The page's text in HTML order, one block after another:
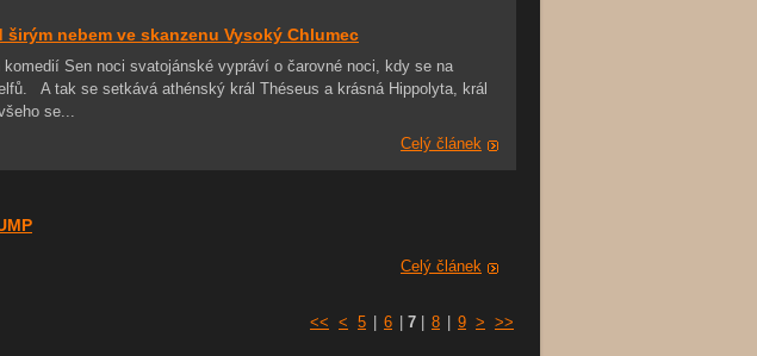
nebem ve skanzenu Vysoký Chlumec
Sen noci svatojánské vypráví o čarovné noci, kdy se na
A tak se setkává athénský král Théseus a krásná Hippolyta, král
se...
Celý článek
Celý článek
<< < 5 6 7 8 9 > >>